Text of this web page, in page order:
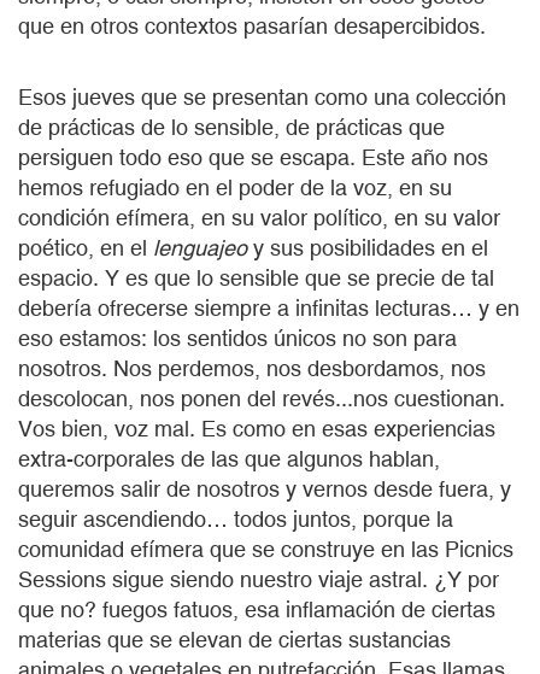
que en otros contextos pasarían desapercibidos.
Esos jueves que se presentan como una colección
de prácticas de lo sensible, de prácticas que
persiguen todo eso que se escapa. Este año nos
hemos refugiado en el poder de la voz, en su
condición efímera, en su valor político, en su valor
poético, en el lenguajeoy sus posibilidades en el
espacio. Y es que lo sensible que se precie de tal
debería ofrecerse siempre a infinitas lecturas… y en
eso estamos: los sentidos únicos no son para
nosotros. Nos perdemos, nos desbordamos, nos
descolocan, nos ponen del revés...nos cuestionan.
Vos bien, voz mal. Es como en esas experiencias
extra-corporales de las que algunos hablan,
queremos salir de nosotros y vernos desde fuera, y
seguir ascendiendo… todos juntos, porque la
comunidad efímera que se construye en las Picnics
Sessions sigue siendo nuestro viaje astral. ¿Y por
que no? fuegos fatuos, esa inflamación de ciertas
materias que se elevan de ciertas sustancias